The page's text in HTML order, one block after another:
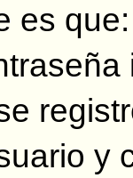
su
lo
del